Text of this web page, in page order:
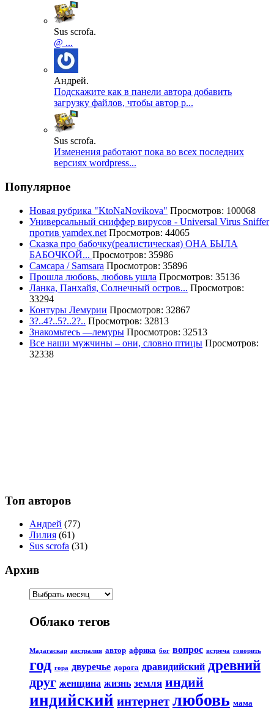
Sus scrofa.
@ ...
Андрей.
Подскажите как в панели автора добавить
загрузку файлов, чтобы автор р...
Sus scrofa.
Изменения работают пока во всех последних
версиях wordpress...
Популярное
Новая рубрика "KtoNaNovikova" Просмотров: 100068
Универсальный сниффер вирусов - Universal Virus Sniffer
против yamdex.net Просмотров: 44065
Сказка про бабочку(реалистическая) ОНА БЫЛА
БАБОЧКОЙ... Просмотров: 35986
Самсара / Samsara Просмотров: 35896
Прошла любовь, любовь ушла Просмотров: 35136
Ланка, Панхайя, Солнечный остров... Просмотров:
33294
Контуры Лемурии Просмотров: 32867
3?..4?..5?..2?.. Просмотров: 32813
Знакомьтесь —лемуры Просмотров: 32513
Все наши мужчины – они, словно птицы Просмотров:
32338
Топ авторов
Андрей (77)
Лилия (61)
Sus scrofa (31)
Архив
Облако тегов
Мадагаскар австралия автор африка бог вопрос встреча говорить
год гора двуречье дорога дравидийский древний
друг женщина жизнь земля индий
индийский интернет любовь мама